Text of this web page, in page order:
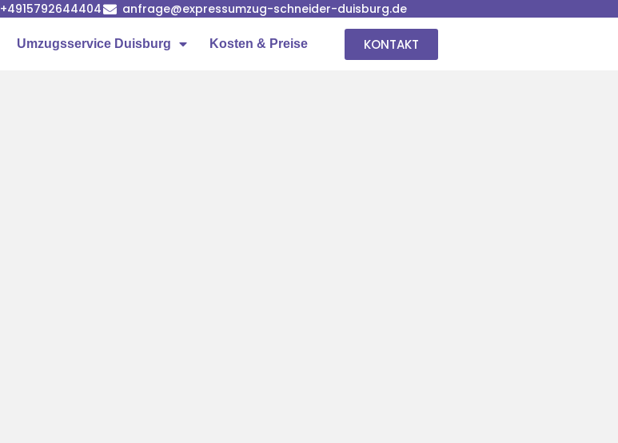
+4915792644404 anfrage@expressumzug-schneider-duisburg.de
Umzugsservice Duisburg Kosten & Preise KONTAKT